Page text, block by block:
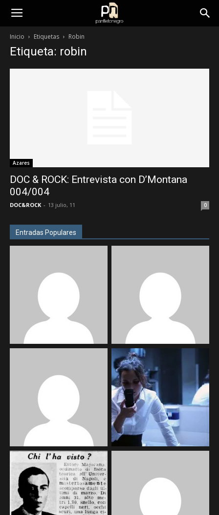
panfletonegro
Inicio Etiquetas Robin
Etiqueta: robin
Azares
DOC & ROCK: Entrevista con D’Montana
004/004
DOC&ROCK - 13 julio, 11 0
Entradas Populares